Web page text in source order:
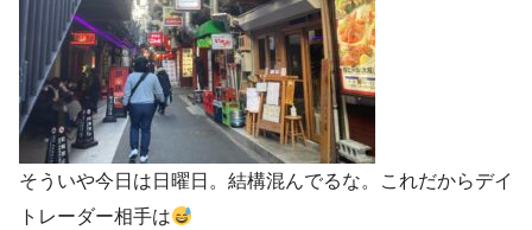
そういや今日は日曜日。結構混んでるな。これだからデイ
トレーダー相手は